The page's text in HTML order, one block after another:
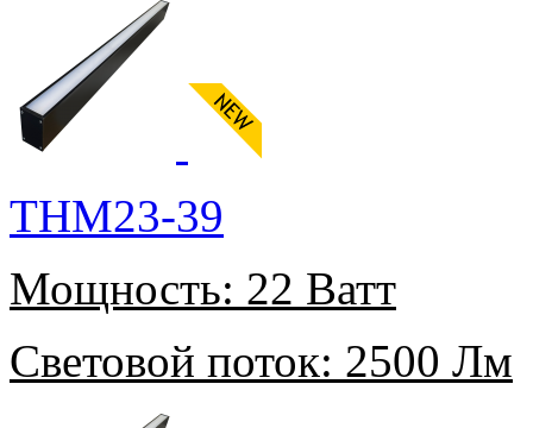
THM23-39
Мощность: 22 Ватт
Световой поток: 2500 Лм